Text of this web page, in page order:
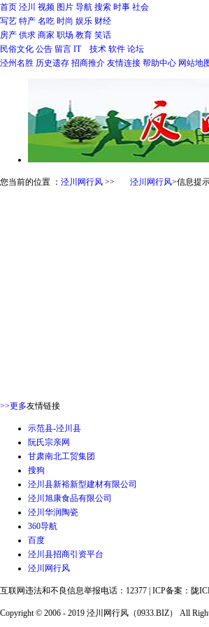
首页 泾川 视频 图片 导航 搜索 时事 社会
写艺 特产 名吃 时尚 娱乐 财经
房产 供求 商家 职场 教育 笑话
民俗文化 公告 留言 IT 技术 软件 论坛
泾州名胜 历史遗存 招商推介 友情连接 帮助中心 网站地
您当前的位置 ： 泾川网行风 >> 泾川网行风>信息提
>>更多友情链接
示范县-泾川县
阮氏宗亲网
甘肃南北工贸集团
搜狗
泾川县新裕新型建材有限公司
泾川旭康食品有限公司
泾川华润陶瓷
360导航
百度
泾川县招商引资平台
泾川网行风
互联网违法和不良信息举报电话：12377 | ICP备案：陇
Copyright © 2006 - 2019 泾川网行风（0933.BIZ） All